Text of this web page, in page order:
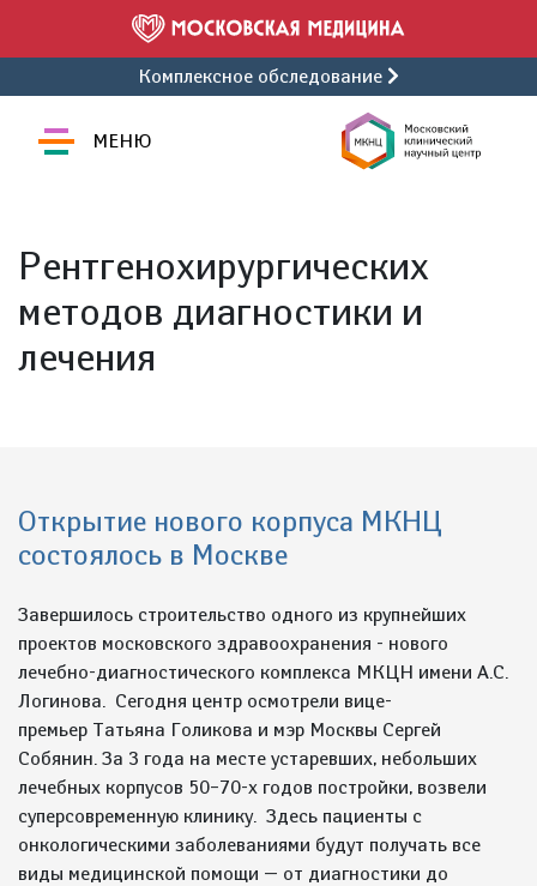
Комплексное обследование
МЕНЮ
Рентгенохирургических
методов диагностики и
лечения
Открытие нового корпуса МКНЦ
состоялось в Москве
Завершилось строительство одного из крупнейших
проектов московского здравоохранения - нового
лечебно-диагностического комплекса МКЦН имени А.С.
Логинова. Сегодня центр осмотрели вице-
премьер Татьяна Голикова и мэр Москвы Сергей
Собянин. За 3 года на месте устаревших, небольших
лечебных корпусов 50–70-х годов постройки, возвели
суперсовременную клинику. Здесь пациенты с
онкологическими заболеваниями будут получать все
виды медицинской помощи — от диагностики до